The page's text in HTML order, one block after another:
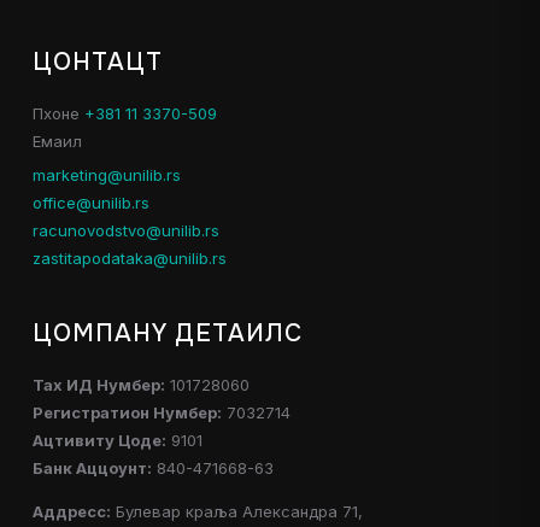
ЦОНТАЦТ
Пхоне +381 11 3370-509
Емаил
marketing@unilib.rs
office@unilib.rs
racunovodstvo@unilib.rs
zastitapodataka@unilib.rs
ЦОМПАНY ДЕТАИЛС
Таx ИД Нумбер: 101728060
Регистратион Нумбер: 7032714
Ацтивитy Цоде: 9101
Банк Аццоунт: 840-471668-63
Аддресс: Булевар краља Александра 71,